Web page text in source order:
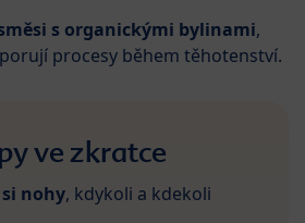
s organickými bylinami,
procesy během těhotenství.
ve zkratce
nohy, kdykoli a kdekoli